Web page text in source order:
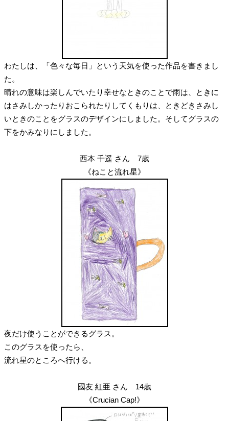
わたしは、「色々な毎日」という天気を使った作品を書きまし
た。
晴れの意味は楽しんでいたり幸せなときのことで雨は、ときに
はさみしかったりおこられたりしてくもりは、ときどきさみし
いときのことをグラスのデザインにしました。そしてグラスの
下をかみなりにしました。
西本 千遥 さん 7歳
《ねこと流れ星》
夜だけ使うことができるグラス。
このグラスを使ったら、
流れ星のところへ行ける。
國友 紅亜 さん 14歳
《Crucian Cap!》